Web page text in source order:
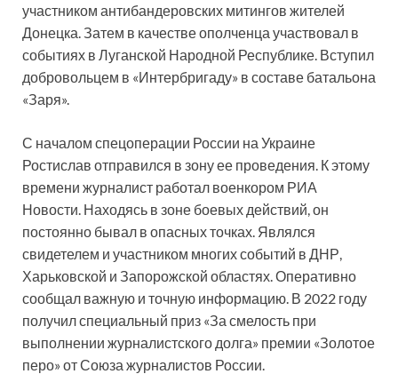
участником антибандеровских митингов жителей
Донецка. Затем в качестве ополченца участвовал в
событиях в Луганской Народной Республике. Вступил
добровольцем в «Интербригаду» в составе батальона
«Заря».
С началом спецоперации России на Украине
Ростислав отправился в зону ее проведения. К этому
времени журналист работал военкором РИА
Новости. Находясь в зоне боевых действий, он
постоянно бывал в опасных точках. Являлся
свидетелем и участником многих событий в ДНР,
Харьковской и Запорожской областях. Оперативно
сообщал важную и точную информацию. В 2022 году
получил специальный приз «За смелость при
выполнении журналистского долга» премии «Золотое
перо» от Союза журналистов России.